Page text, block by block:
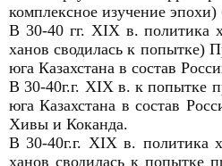
комплексное изучение эпохи)
В 30-40 гг. ХIХ в. политика
ханов сводилась к попытке)
юга Казахстана в состав
В 30-40г.г. ХIХ в. к попытке
юга Казахстана в состав
Хивы и Коканда.
В 30-40г.г. ХIХ в. политика
ханов сводилась к попытке